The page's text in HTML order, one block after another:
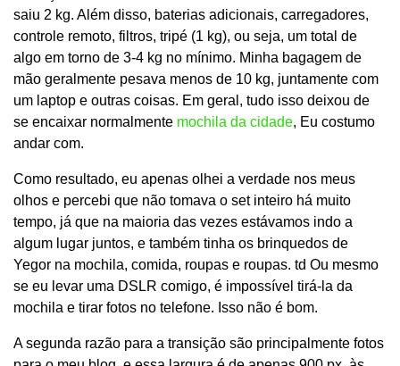
saiu 2 kg. Além disso, baterias adicionais, carregadores,
controle remoto, filtros, tripé (1 kg), ou seja, um total de
algo em torno de 3-4 kg no mínimo. Minha bagagem de
mão geralmente pesava menos de 10 kg, juntamente com
um laptop e outras coisas. Em geral, tudo isso deixou de
se encaixar normalmente mochila da cidade, Eu costumo
andar com.
Como resultado, eu apenas olhei a verdade nos meus
olhos e percebi que não tomava o set inteiro há muito
tempo, já que na maioria das vezes estávamos indo a
algum lugar juntos, e também tinha os brinquedos de
Yegor na mochila, comida, roupas e roupas. td Ou mesmo
se eu levar uma DSLR comigo, é impossível tirá-la da
mochila e tirar fotos no telefone. Isso não é bom.
A segunda razão para a transição são principalmente fotos